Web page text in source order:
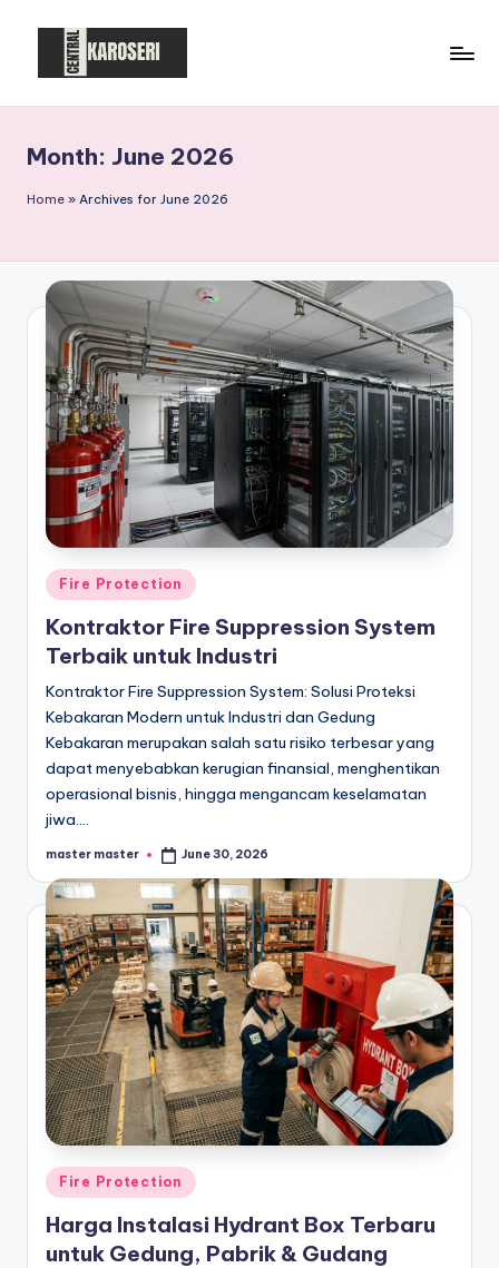
n
t
a
l
K
a
r
o
e
ri
Month: June 2026
Home » Archives for June 2026
Posted
in
Fire Protection
Kontraktor Fire Suppression System
Terbaik untuk Industri
Kontraktor Fire Suppression System: Solusi Proteksi
Kebakaran Modern untuk Industri dan Gedung
Kebakaran merupakan salah satu risiko terbesar yang
dapat menyebabkan kerugian finansial, menghentikan
operasional bisnis, hingga mengancam keselamatan
jiwa.…
Posted
master master June 30, 2026
Posted
in
Fire Protection
Harga Instalasi Hydrant Box Terbaru
untuk Gedung, Pabrik & Gudang